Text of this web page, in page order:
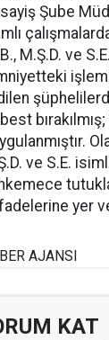
Şube
M.Ş.D. ve
ve S.E.
yer
AJANSI
KAT